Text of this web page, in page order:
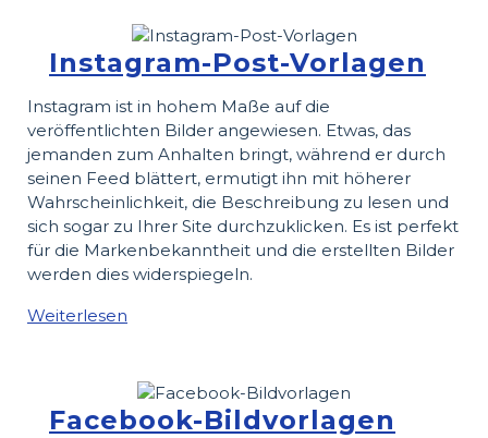
Instagram-Post-Vorlagen
Instagram ist in hohem Maße auf die
veröffentlichten Bilder angewiesen. Etwas, das
jemanden zum Anhalten bringt, während er durch
seinen Feed blättert, ermutigt ihn mit höherer
Wahrscheinlichkeit, die Beschreibung zu lesen und
sich sogar zu Ihrer Site durchzuklicken. Es ist perfekt
für die Markenbekanntheit und die erstellten Bilder
werden dies widerspiegeln.
Weiterlesen
Facebook-Bildvorlagen